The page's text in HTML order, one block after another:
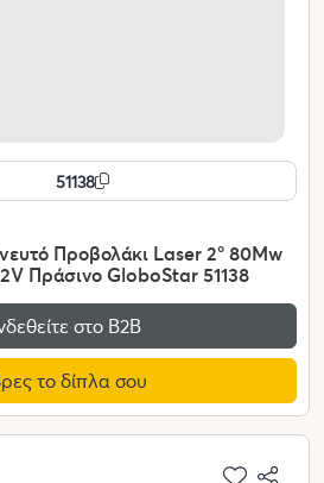
51138
Προβολάκι Laser 2° 80Mw
Πράσινο GloboStar 51138
στο Β2Β
το δίπλα σου